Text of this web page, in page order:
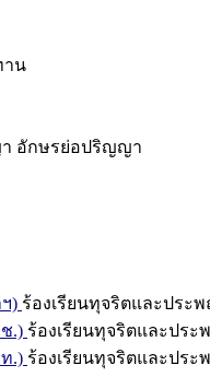
าน
อักษรย่อปริญญา
) ร้องเรียนทุจริตและประ
.) ร้องเรียนทุจริตและปร
.) ร้องเรียนทุจริตและปร